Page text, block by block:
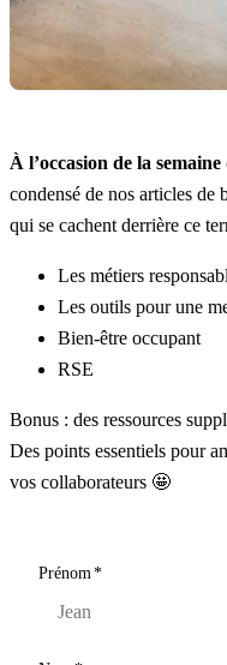
À l’occasion de la
condensé de nos articles
qui se cachent derrière ce
Les métiers
Les outils pour une
Bien-être occupant
RSE
Bonus : des ressources
Des points essentiels pour
vos collaborateurs 🤩
Prénom*